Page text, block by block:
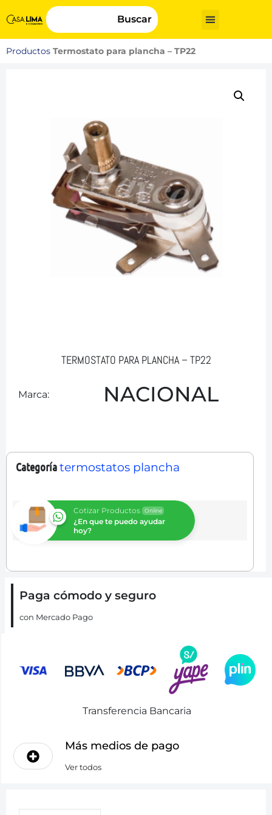
Buscar
Productos Termostato para plancha – TP22
TERMOSTATO PARA PLANCHA – TP22
Marca: NACIONAL
Categoríatermostatos plancha
Cotizar Productos Online
¿En que te puedo ayudar
hoy?
Paga cómodo y seguro
con Mercado Pago
Transferencia Bancaria
Más medios de pago
Ver todos